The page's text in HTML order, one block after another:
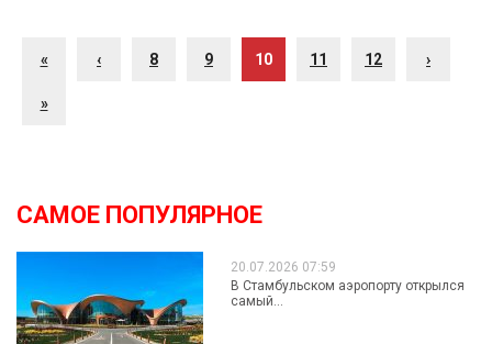
« ‹ 8 9 10 11 12 ›
»
САМОЕ ПОПУЛЯРНОЕ
20.07.2026 07:59
В Стамбульском аэропорту открылся
самый...